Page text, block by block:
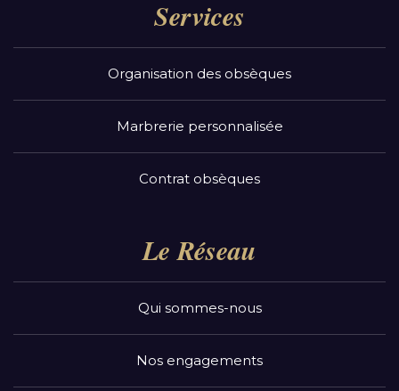
Services
Organisation des obsèques
Marbrerie personnalisée
Contrat obsèques
Le Réseau
Qui sommes-nous
Nos engagements